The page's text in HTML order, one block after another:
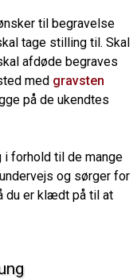
til begravelse
tage stilling til. Skal
afdøde begraves
med gravsten
på de ukendtes
i forhold til de mange
og sørger for
du er klædt på til at